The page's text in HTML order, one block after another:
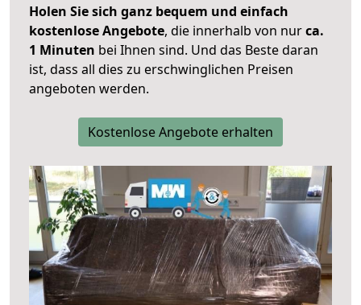
Holen Sie sich ganz bequem und einfach
kostenlose Angebote, die innerhalb von nurca.
1 Minuten bei Ihnen sind. Und das Beste daran
ist, dass all dies zu erschwinglichen Preisen
angeboten werden.
Kostenlose Angebote erhalten